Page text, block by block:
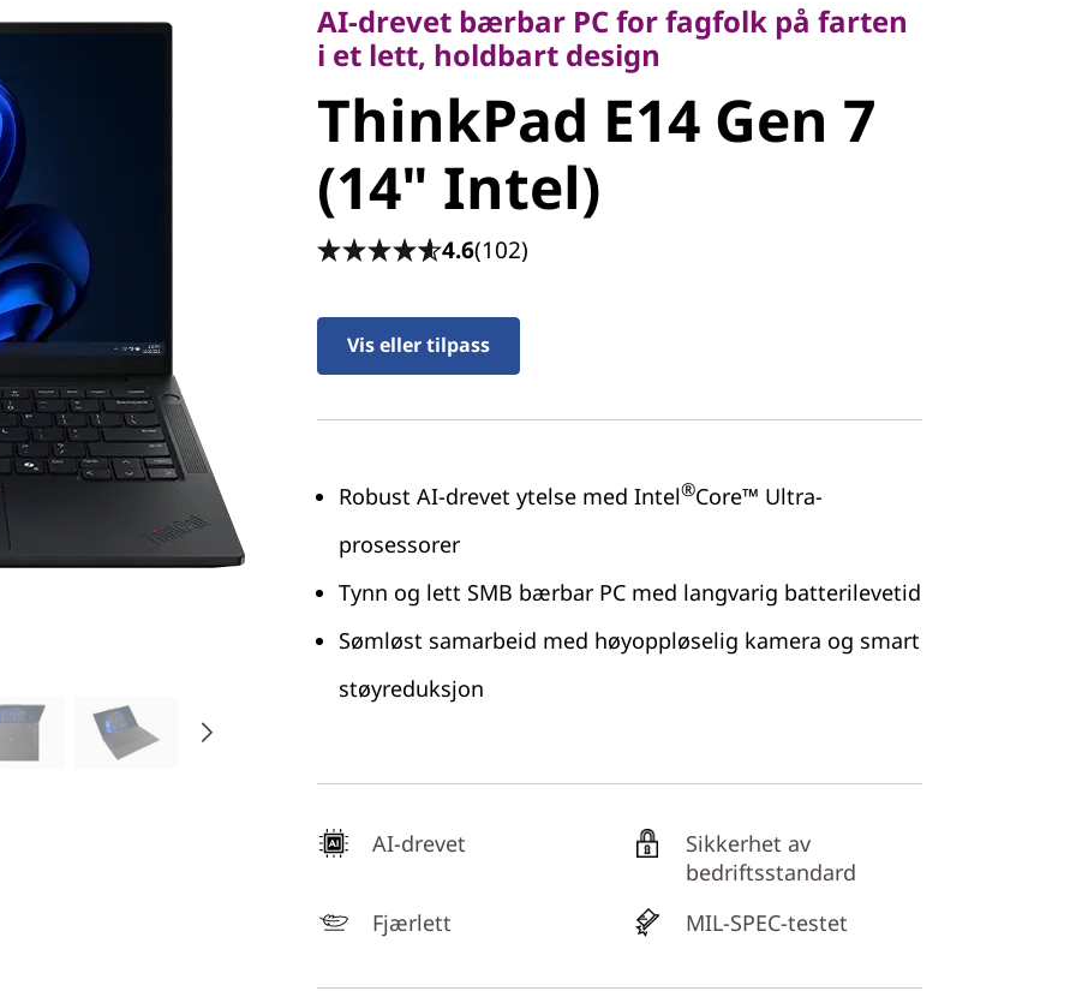
ThinkPad E14 Gen 7
(14" Intel)
AI-drevet bærbar PC for fagfolk på farten
i et lett, holdbart design
ThinkPad E14 Gen 7
(14" Intel)
4.6(102)
Vis eller tilpass
Robust AI-drevet ytelse med Intel®Core™ Ultra-
prosessorer
Tynn og lett SMB bærbar PC med langvarig batterilevetid
Sømløst samarbeid med høyoppløselig kamera og smart
støyreduksjon
AI-drevet
Sikkerhet av
bedriftsstandard
Fjærlett
MIL-SPEC-testet